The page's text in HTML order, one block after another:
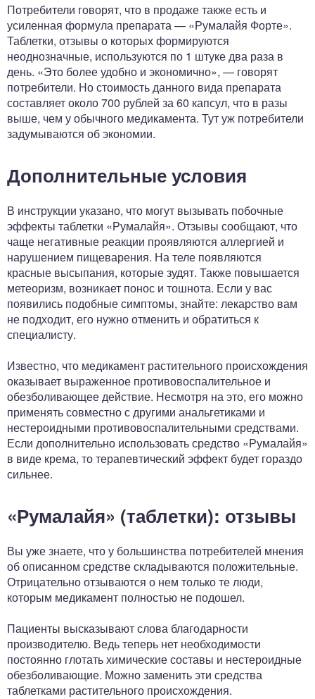
Потребители говорят, что в продаже также есть и
усиленная формула препарата — «Румалайя Форте».
Таблетки, отзывы о которых формируются
неоднозначные, используются по 1 штуке два раза в
день. «Это более удобно и экономично», — говорят
потребители. Но стоимость данного вида препарата
составляет около 700 рублей за 60 капсул, что в разы
выше, чем у обычного медикамента. Тут уж потребители
задумываются об экономии.
Дополнительные условия
В инструкции указано, что могут вызывать побочные
эффекты таблетки «Румалайя». Отзывы сообщают, что
чаще негативные реакции проявляются аллергией и
нарушением пищеварения. На теле появляются
красные высыпания, которые зудят. Также повышается
метеоризм, возникает понос и тошнота. Если у вас
появились подобные симптомы, знайте: лекарство вам
не подходит, его нужно отменить и обратиться к
специалисту.
Известно, что медикамент растительного происхождения
оказывает выраженное противовоспалительное и
обезболивающее действие. Несмотря на это, его можно
применять совместно с другими анальгетиками и
нестероидными противовоспалительными средствами.
Если дополнительно использовать средство «Румалайя»
в виде крема, то терапевтический эффект будет гораздо
сильнее.
«Румалайя» (таблетки): отзывы
Вы уже знаете, что у большинства потребителей мнения
об описанном средстве складываются положительные.
Отрицательно отзываются о нем только те люди,
которым медикамент полностью не подошел.
Пациенты высказывают слова благодарности
производителю. Ведь теперь нет необходимости
постоянно глотать химические составы и нестероидные
обезболивающие. Можно заменить эти средства
таблетками растительного происхождения.